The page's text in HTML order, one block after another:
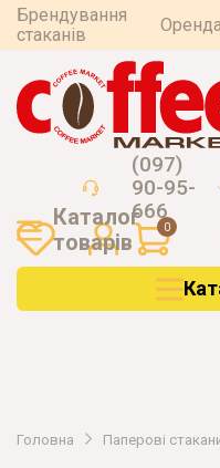
Брендування
стаканів
Оренда
(097)
90-95-
666
0
Каталог
товарiв
Головна Паперові